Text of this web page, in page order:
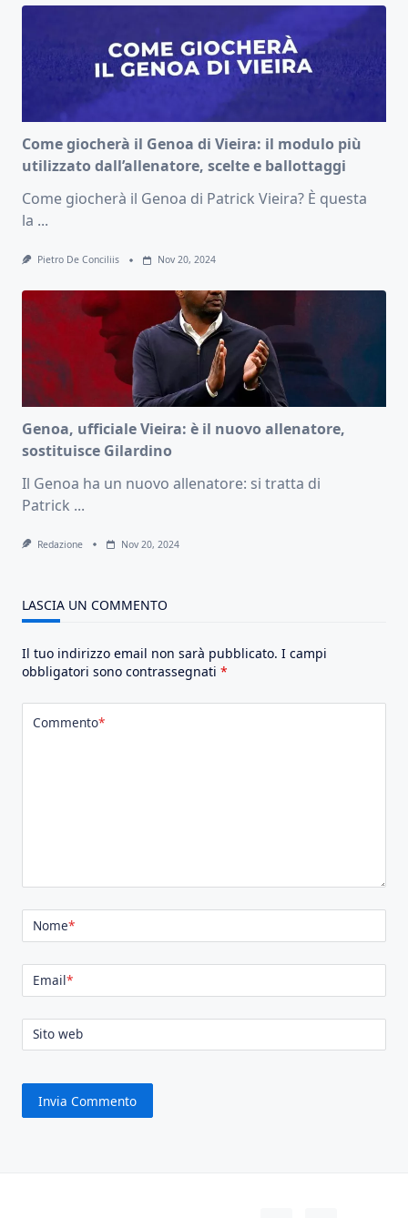
Come giocherà il Genoa di Vieira: il modulo più
utilizzato dall’allenatore, scelte e ballottaggi
Come giocherà il Genoa di Patrick Vieira? È questa
la ...
Pietro De Conciliis Nov 20, 2024
Genoa, ufficiale Vieira: è il nuovo allenatore,
sostituisce Gilardino
Il Genoa ha un nuovo allenatore: si tratta di
Patrick ...
Redazione Nov 20, 2024
LASCIA UN COMMENTO
Il tuo indirizzo email non sarà pubblicato. I campi
obbligatori sono contrassegnati *
Commento*
Nome*
Email*
Sito web